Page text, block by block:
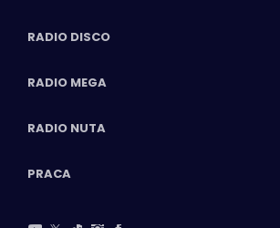
RADIO DISCO
RADIO MEGA
RADIO NUTA
PRACA